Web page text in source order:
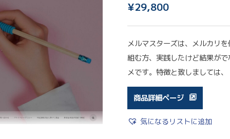
¥29,800
メルマスターズは、メルカリ
組む方、実践したけど結果が
メです。特徴と致しましては
商品詳細ページ
気になるリストに追加